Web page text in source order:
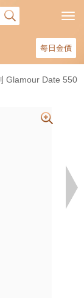
每日金價
Glamour Date 550